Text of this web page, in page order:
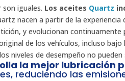
iguales. Los aceites Quartz
nacen a partir de la
y evolucionan
de los vehículos, incluso
niveles de desempeño no
la mejor lubricación
reduciendo las